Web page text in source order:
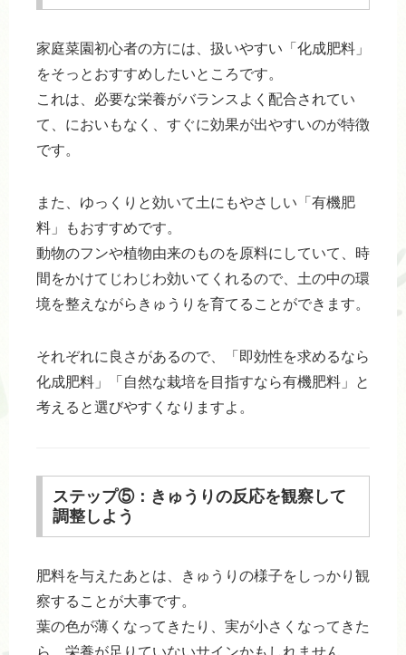
家庭菜園初心者の方には、扱いやすい「化成肥料」
をそっとおすすめしたいところです。
これは、必要な栄養がバランスよく配合されてい
て、においもなく、すぐに効果が出やすいのが特徴
です。
また、ゆっくりと効いて土にもやさしい「有機肥
料」もおすすめです。
動物のフンや植物由来のものを原料にしていて、時
間をかけてじわじわ効いてくれるので、土の中の環
境を整えながらきゅうりを育てることができます。
それぞれに良さがあるので、「即効性を求めるなら
化成肥料」「自然な栽培を目指すなら有機肥料」と
考えると選びやすくなりますよ。
ステップ⑤：きゅうりの反応を観察して
調整しよう
肥料を与えたあとは、きゅうりの様子をしっかり観
察することが大事です。
葉の色が薄くなってきたり、実が小さくなってきた
ら、栄養が足りていないサインかもしれません。